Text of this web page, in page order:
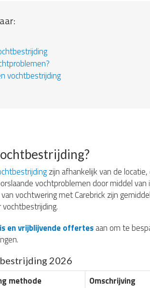
vochtbestrijding
zijn afhankelijk van de
vochtproblemen door middel
vochtwering met Carebrick zijn
en vrijblijvende offertesaan om te
2026
methode Omschrijving